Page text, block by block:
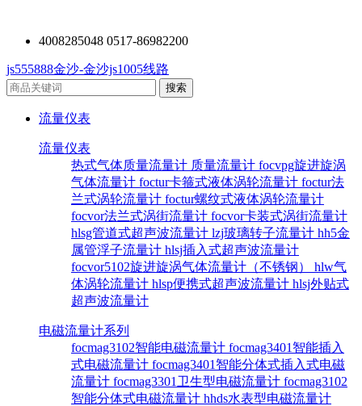
4008285048 0517-86982200
js555888金沙-金沙js1005线路
流量仪表
流量仪表
热式气体质量流量计 质量流量计 focvpg旋进旋涡
气体流量计 foctur卡箍式液体涡轮流量计 foctur法
兰式涡轮流量计 foctur螺纹式液体涡轮流量计
focvor法兰式涡街流量计 focvor卡装式涡街流量计
hlsg管道式超声波流量计 lzj玻璃转子流量计 hh5金
属管浮子流量计 hlsj插入式超声波流量计
focvor5102旋进旋涡气体流量计（不锈钢） hlw气
体涡轮流量计 hlsp便携式超声波流量计 hlsj外贴式
超声波流量计
电磁流量计系列
focmag3102智能电磁流量计 focmag3401智能插入
式电磁流量计 focmag3401智能分体式插入式电磁
流量计 focmag3301卫生型电磁流量计 focmag3102
智能分体式电磁流量计 hhds水表型电磁流量计